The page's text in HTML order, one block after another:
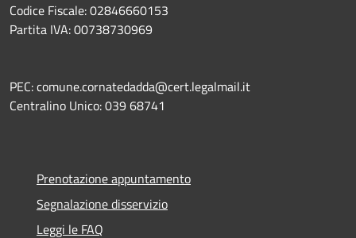
Codice Fiscale: 02846660153
Partita IVA: 00738730969
PEC: comune.cornatedadda@cert.legalmail.it
Centralino Unico: 039 68741
Prenotazione appuntamento
Segnalazione disservizio
Leggi le FAQ